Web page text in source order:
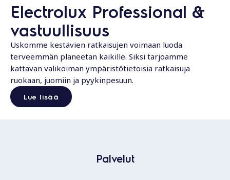
Electrolux Professional &
vastuullisuus
Uskomme kestävien ratkaisujen voimaan luoda
terveemmän planeetan kaikille. Siksi tarjoamme
kattavan valikoiman ympäristötietoisia ratkaisuja
ruokaan, juomiin ja pyykinpesuun.
Lue lisää
Palvelut